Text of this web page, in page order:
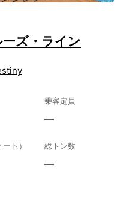
ズ・ライン
乗客定員
—
ト） 総トン数
—